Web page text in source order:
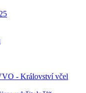
- Království včel